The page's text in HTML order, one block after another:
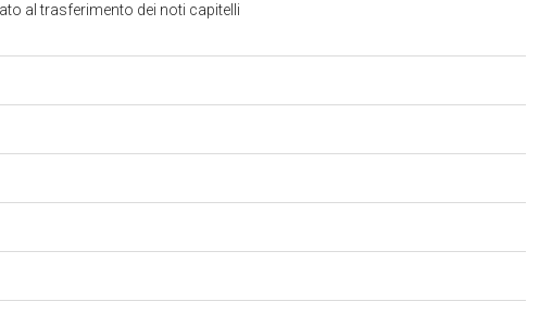
al trasferimento dei noti capitelli